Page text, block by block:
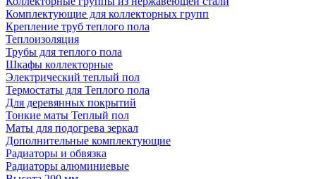
Комплектующие для коллекторных групп
Крепление труб теплого пола
Теплоизоляция
Трубы для теплого пола
Шкафы коллекторные
Электрический теплый пол
Термостаты для Теплого пола
Для деревянных покрытий
Тонкие маты Теплый пол
Маты для подогрева зеркал
Дополнительные комплектующие
Радиаторы и обвязка
Радиаторы алюминиевые